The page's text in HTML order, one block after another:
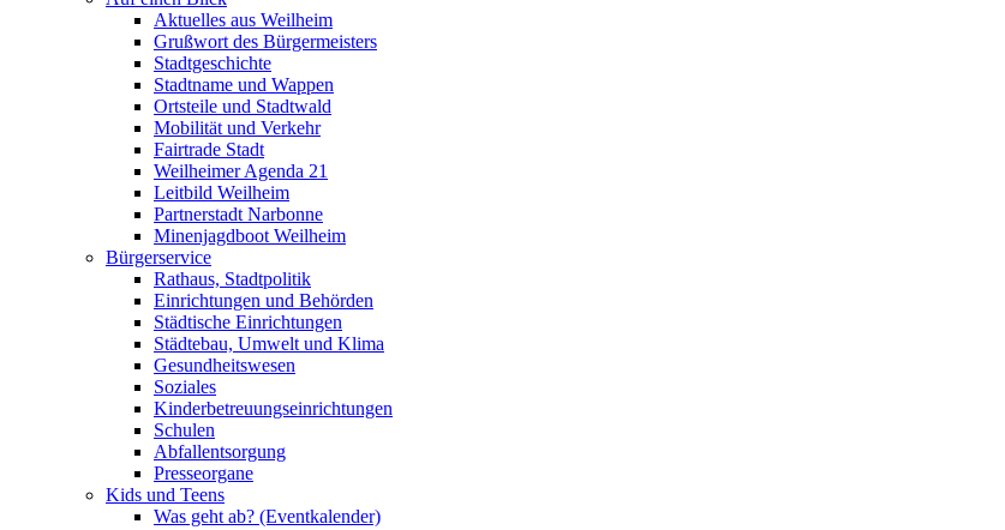
Aktuelles aus Weilheim
Grußwort des Bürgermeisters
Stadtgeschichte
Stadtname und Wappen
Ortsteile und Stadtwald
Mobilität und Verkehr
Fairtrade Stadt
Weilheimer Agenda 21
Leitbild Weilheim
Partnerstadt Narbonne
Minenjagdboot Weilheim
Bürgerservice
Rathaus, Stadtpolitik
Einrichtungen und Behörden
Städtische Einrichtungen
Städtebau, Umwelt und Klima
Gesundheitswesen
Soziales
Kinderbetreuungseinrichtungen
Schulen
Abfallentsorgung
Presseorgane
Kids und Teens
Was geht ab? (Eventkalender)